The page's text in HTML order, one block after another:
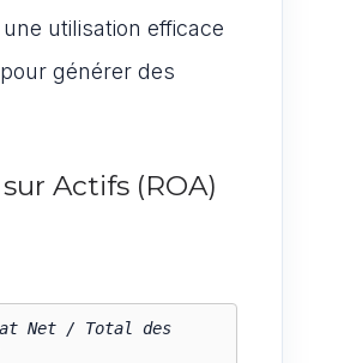
utilisation efficace
générer des
Actifs (ROA)
Net / Total des